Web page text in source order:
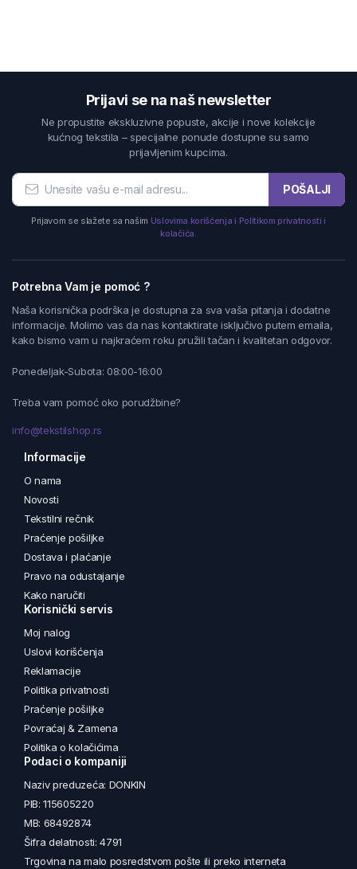
Prijavi se na naš newsletter
Ne propustite ekskluzivne popuste, akcije i nove kolekcije
kućnog tekstila – specijalne ponude dostupne su samo
prijavljenim kupcima.
POŠALJI
Prijavom se slažete sa našim Uslovima korišćenja i Politikom privatnosti i
kolačića.
Potrebna Vam je pomoć ?
Naša korisnička podrška je dostupna za sva vaša pitanja i dodatne
informacije. Molimo vas da nas kontaktirate isključivo putem emaila,
kako bismo vam u najkraćem roku pružili tačan i kvalitetan odgovor.
Ponedeljak-Subota: 08:00-16:00
Treba vam pomoć oko porudžbine?
info@tekstilshop.rs
Informacije
O nama
Novosti
Tekstilni rečnik
Praćenje pošiljke
Dostava i plaćanje
Pravo na odustajanje
Kako naručiti
Korisnički servis
Moj nalog
Uslovi korišćenja
Reklamacije
Politika privatnosti
Praćenje pošiljke
Povraćaj & Zamena
Politika o kolačićima
Podaci o kompaniji
Naziv preduzeća: DONKIN
PIB: 115605220
MB: 68492874
Šifra delatnosti: 4791
Trgovina na malo posredstvom pošte ili preko interneta